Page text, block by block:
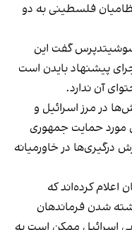
فلسطینی به دو
گفت این
پیشنهاد بایدن است
آن ندارد.
در مرز اسرائیل و
مورد حمایت جمهوری
در خاورمیانه
اعلام کرده‌اند که
شدن فرماندهان